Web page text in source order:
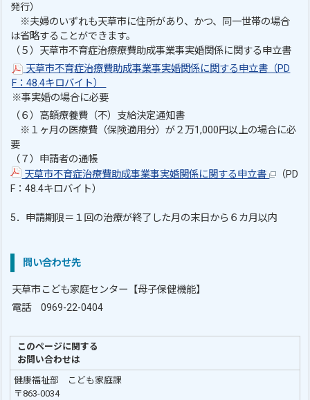
発行）
※夫婦のいずれも天草市に住所があり、かつ、同一世帯の場合
は省略することができます。
（５）天草市不育症治療療費助成事業事実婚関係に関する申立書
天草市不育症治療費助成事業事実婚関係に関する申立書（PD
F：48.4キロバイト）
※事実婚の場合に必要
（６）高額療養費（不）支給決定通知書
※１ヶ月の医療費（保険適用分）が２万1,000円以上の場合に必
要
（７）申請者の通帳
天草市不育症治療費助成事業事実婚関係に関する申立書
（PD
F：48.4キロバイト）
5．申請期限＝１回の治療が終了した月の末日から６カ月以内
問い合わせ先
天草市こども家庭センター【母子保健機能】
電話 0969-22-0404
このページに関する
お問い合わせは
健康福祉部 こども家庭課
〒863-0034